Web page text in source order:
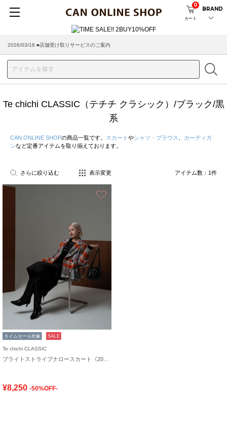
カート
0
BRAND
2026/03/18 ■店舗受け取りサービスのご案内
Te chichi CLASSIC（テチチ クラシック）/ブラック/黒
系
CAN ONLINE SHOPの商品一覧です。 スカート やシャツ・ブラウス
カーディガ
ンなど定番アイテムを取り揃えております。
さらに絞り込む 表示変更 アイテム数： 1件
タイムセール対象 SALE
Te chichi CLASSIC
¥8,250 -50%OFF-